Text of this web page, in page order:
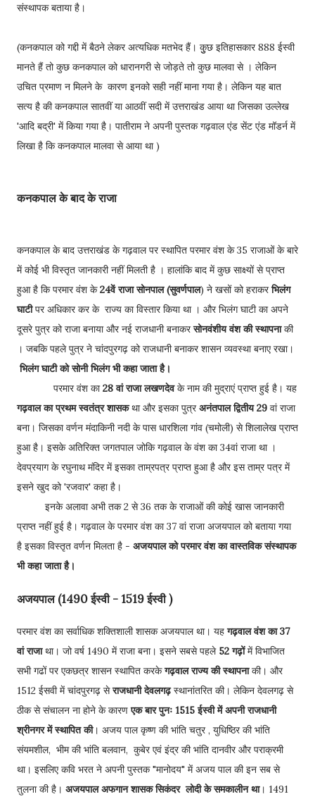
संस्थापक बताया है।
(कनकपाल को गद्दी में बैठने लेकर अत्यधिक मतभेद हैं। कुुछ इतिहासकार 888 ईस्वी
मानते हैं तो कुछ कनकपाल को धारानगरी से जोड़ते तो कुछ मालवा से । लेकिन
उचित प्रमाण न मिलने के कारण इनको सही नहीं माना गया है। लेकिन यह बात
सत्य है की कनकपाल सातवीं या आठवीं सदी में उत्तराखंड आया था जिसका उल्लेख
'आदि बद्री' में किया गया है। पातीराम ने अपनी पुस्तक गढ़वाल एंड सेंट एंड मॉडर्न में
लिखा है कि कनकपाल मालवा से आया था )
कनकपाल के बाद के राजा
कनकपाल के बाद उत्तराखंड के गढ़वाल पर स्थापित परमार वंश के 35 राजाओं के बारे
में कोई भी विस्तृत जानकारी नहीं मिलती है । हालांकि बाद में कुछ साक्ष्यों से प्राप्त
हुआ है कि परमार वंश के24वें राजा सोनपाल (सुवर्णपाल) ने खसों को हराकरभिलंग
घाटीपर अधिकार कर के राज्य का विस्तार किया था । और भिलंग घाटी का अपने
दूसरे पुत्र को राजा बनाया और नई राजधानी बनाकरसोनवंशीय वंश की स्थापनाकी
। जबकि पहले पुत्र ने चांदपुरगढ़ को राजधानी बनाकर शासन व्यवस्था बनाए रखा।
भिलंग घाटी को सोनी भिलंग भी कहा जाता है।
परमार वंश का28 वां राजा लखणदेवके नाम की मुद्राएं प्राप्त हुई है। यह
गढ़वाल का प्रथम स्वतंत्र शासकथा और इसका पुत्रअनंतपाल द्वितीय 29 वां राजा
बना। जिसका वर्णन मंदाकिनी नदी के पास धारशिला गांव (चमोली) से शिलालेख प्राप्त
हुआ है। इसके अतिरिक्त जगतपाल जोकि गढ़वाल के वंश का 34वां राजा था ।
देवप्रयाग के रघुनाथ मंदिर में इसका ताम्रपत्र प्राप्त हुआ है और इस ताम्र पत्र में
इसने खुद को 'रजवार' कहा है।
इनके अलावा अभी तक 2 से 36 तक के राजाओं की कोई खास जानकारी
प्राप्त नहीं हुई है। गढ़वाल के परमार वंश का 37 वां राजा अजयपाल को बताया गया
है इसका विस्तृत वर्णन मिलता है - अजयपाल को परमार वंश का वास्तविक संस्थापक
भी कहा जाता है।
अजयपाल (1490 ईस्वी - 1519 ईस्वी )
परमार वंश का सर्वाधिक शक्तिशाली शासक अजयपाल था। यहगढ़वाल वंश का 37
वां राजाथा। जो वर्ष 1490 में राजा बना। इसने सबसे पहले 52 गढ़ोंमें विभाजित
सभी गढों पर एकछत्र शासन स्थापित करकेगढ़वाल राज्य की स्थापनाकी। और
1512 ईसवी में चांदपुरगढ़ सेराजधानी देवलगढ़स्थानांतरित की। लेकिन देवलगढ़ से
ठीक से संचालन ना होने के कारणएक बार पुनः 1515 ईस्वी में अपनी राजधानी
श्रीनगर में स्थापित की। अजय पाल कृष्ण की भांति चतुर , युधिष्ठिर की भांति
संयमशील, भीम की भांति बलवान, कुबेर एवं इंद्र की भांति दानवीर और पराक्रमी
था। इसलिए कवि भरत ने अपनी पुस्तक "मानोदय" में अजय पाल की इन सब से
तुलना की है। अजयपाल अफगान शासक सिकंदर लोदी के समकालीन था। 1491